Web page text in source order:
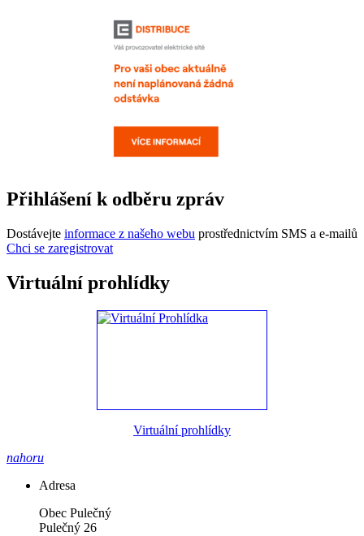
Přihlášení k odběru zpráv
Dostávejte informace z našeho webu prostřednictvím SMS a e-mailů
Chci se zaregistrovat
Virtuální prohlídky
Virtuální prohlídky
nahoru
Adresa
Obec Pulečný
Pulečný 26